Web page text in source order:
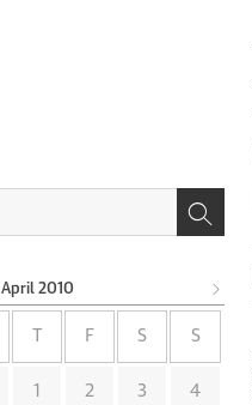
April 2010
F S S
1 2 3 4